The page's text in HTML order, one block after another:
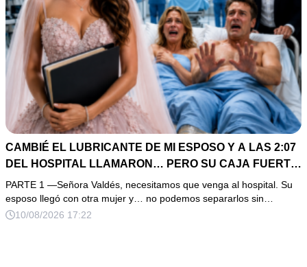
CAMBIÉ EL LUBRICANTE DE MI ESPOSO Y A LAS 2:07
DEL HOSPITAL LLAMARON… PERO SU CAJA FUERTE
ESCONDÍA ALGO PEOR
PARTE 1 —Señora Valdés, necesitamos que venga al hospital. Su
esposo llegó con otra mujer y… no podemos separarlos sin…
10/08/2026 17:22